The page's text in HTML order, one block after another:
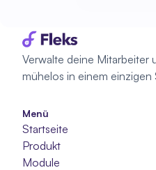
Verwalte deine Mitarbeiter
mühelos in einem einzigen
Menü
Startseite
Produkt
Module